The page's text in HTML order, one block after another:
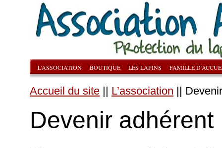
L’ASSOCIATION BOUTIQUE LES LAPINS FAMILLE
Accueil du site || L’association ||
Devenir adhérent